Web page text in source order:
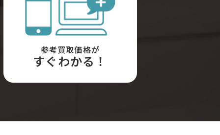
参考買取価格が
すぐわかる！